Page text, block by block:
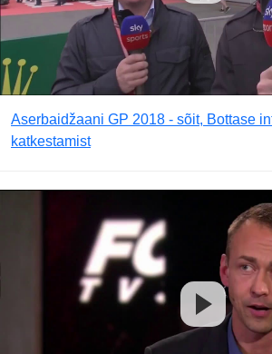
Aserbaidžaani GP 2018 - sõit, Bottase
katkestamist